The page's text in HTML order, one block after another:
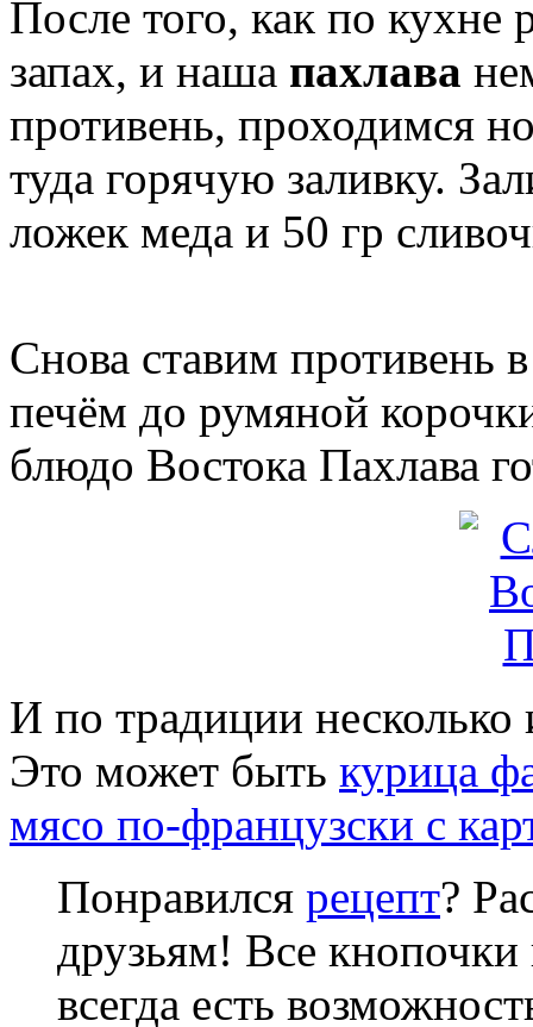
После того, как по кухне
запах, и наша пахлава
противень, проходимся
туда горячую заливку.
ложек меда и 50 гр
Снова ставим противень
печём до румяной
блюдо Востока Пахлава
И по традиции
Это может быть курица
мясо по-французски с
Понравился рецепт?
друзьям! Все кнопочки
всегда есть